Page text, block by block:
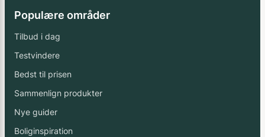
Populære områder
Tilbud i dag
Testvindere
Bedst til prisen
Sammenlign produkter
Nye guider
Boliginspiration